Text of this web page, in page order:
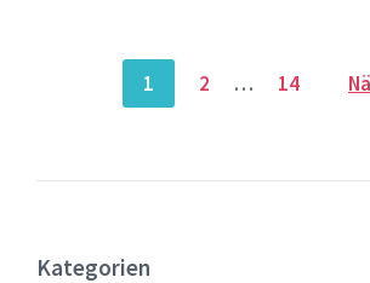
Beiträge
1 2 … 14
Kategorien